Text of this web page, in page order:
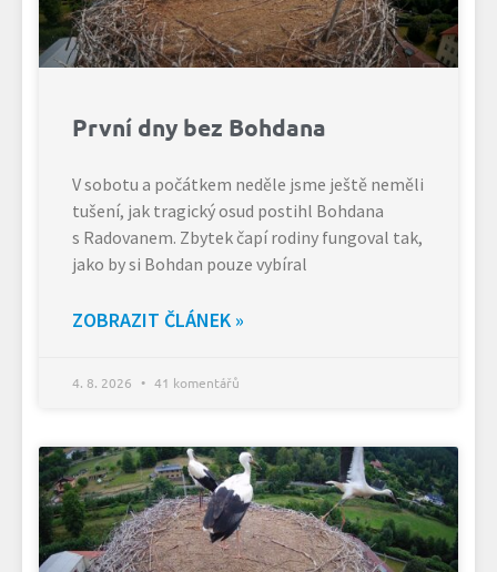
První dny bez Bohdana
V sobotu a počátkem neděle jsme ještě neměli
tušení, jak tragický osud postihl Bohdana
s Radovanem. Zbytek čapí rodiny fungoval tak,
jako by si Bohdan pouze vybíral
ZOBRAZIT ČLÁNEK »
4. 8. 2026 41 komentářů